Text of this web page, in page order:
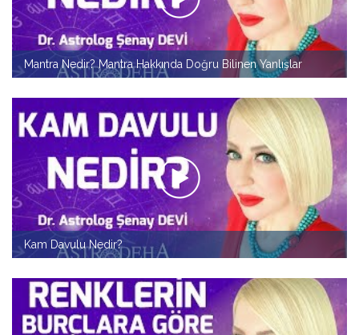
Mantra Nedir? Mantra Hakkında Doğru Bilinen Yanlışlar
Kam Davulu Nedir?